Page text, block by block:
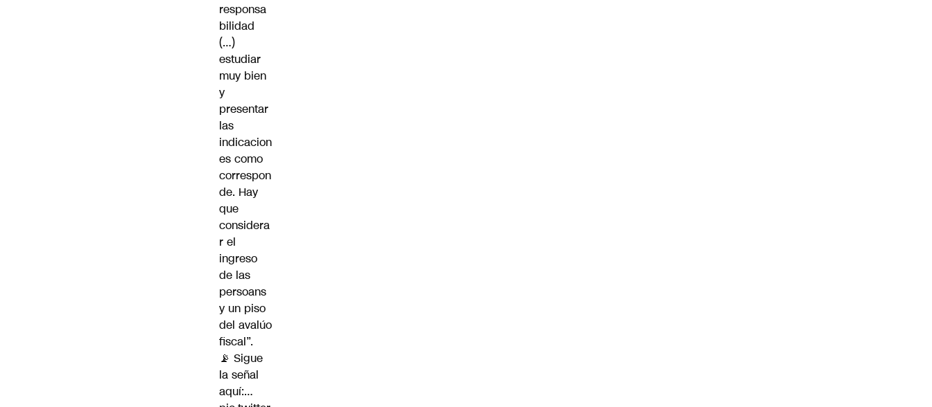
responsa
bilidad
(…)
estudiar
muy bien
y
presentar
las
indicacion
es como
correspon
de. Hay
que
considera
r el
ingreso
de las
persoans
y un piso
del avalúo
fiscal”.
📡 Sigue
la señal
aquí:…